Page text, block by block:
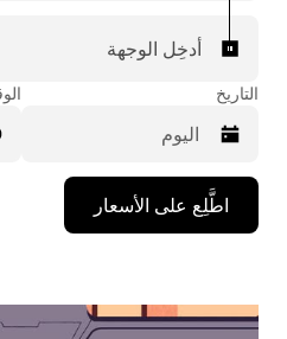
أدخِل الوجهة
التاريخ
اضغط
على
مفتاح
للأسفل
لاستخدام
اطَّلِع على الأسعار